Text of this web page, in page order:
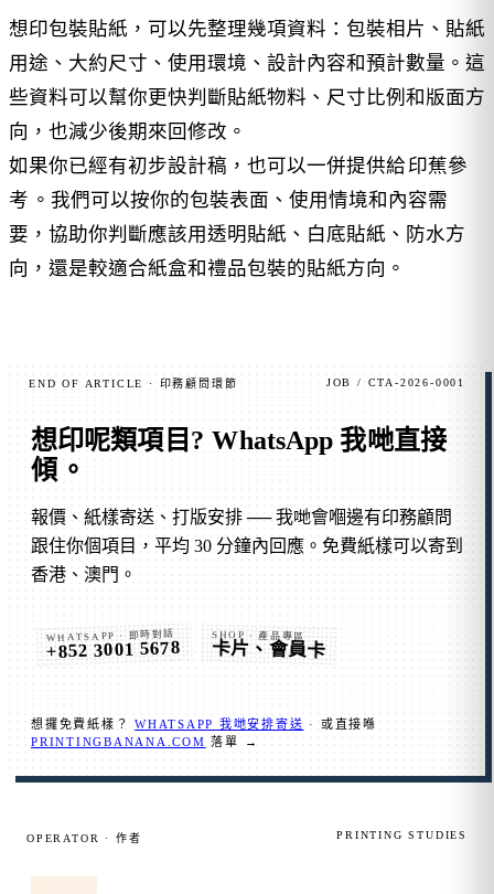
想印包裝貼紙，可以先整理幾項資料：包裝相片、貼紙
用途、大約尺寸、使用環境、設計內容和預計數量。這
些資料可以幫你更快判斷貼紙物料、尺寸比例和版面方
向，也減少後期來回修改。
如果你已經有初步設計稿，也可以一併提供給 印蕉參
考 。我們可以按你的包裝表面、使用情境和內容需
要，協助你判斷應該用透明貼紙、白底貼紙、防水方
向，還是較適合紙盒和禮品包裝的貼紙方向。
END OF ARTICLE · 印務顧問環節 JOB / CTA-2026-0001
想印呢類項目? WhatsApp 我哋直接
傾 。
報價、紙樣寄送、打版安排 ── 我哋會嗰邊有印務顧問
跟住你個項目，平均 30 分鐘內回應。免費紙樣可以寄到
香港、澳門。
WHATSAPP · 即時對話
+852 3001 5678
SHOP · 產品專區
卡片、會員卡
想攞免費紙樣？WHATSAPP 我哋安排寄送 · 或直接喺
PRINTINGBANANA.COM 落單 →
OPERATOR · 作者 PRINTING STUDIES